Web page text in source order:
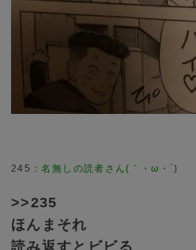
245
>>235
ほんまそれ